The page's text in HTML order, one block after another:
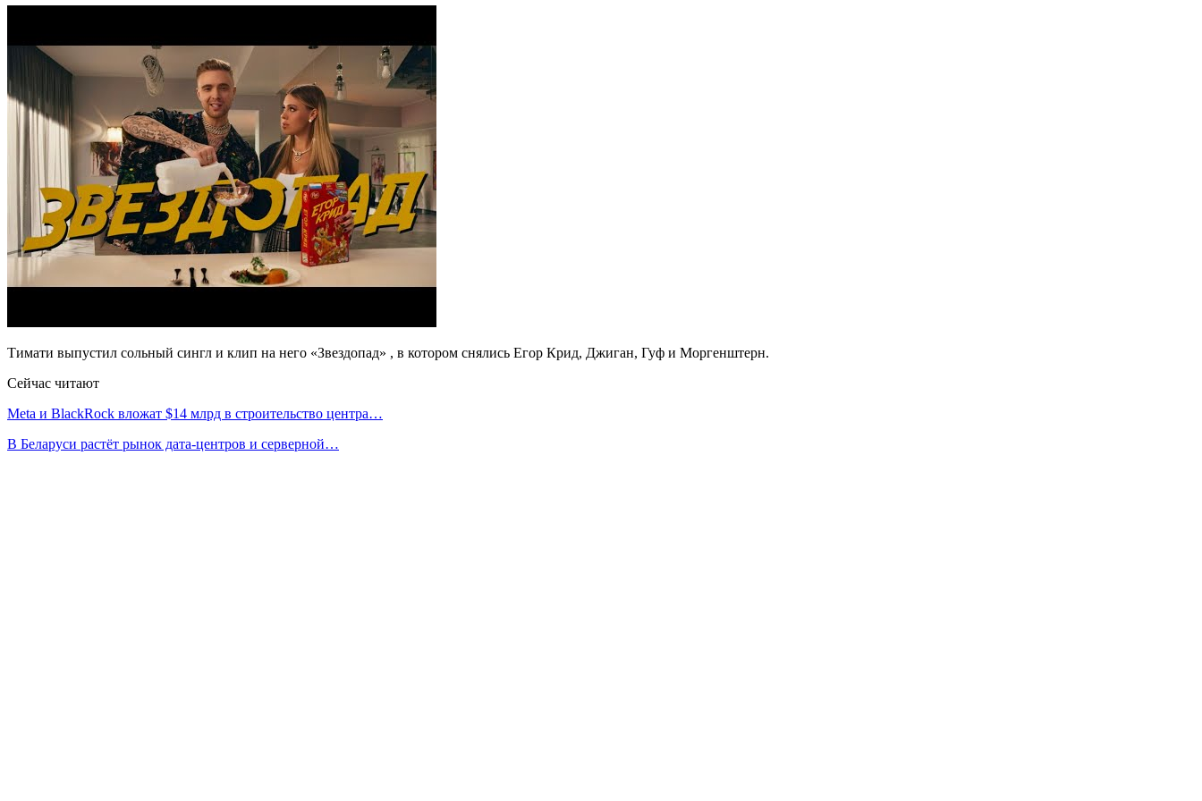
Тимати выпустил сольный сингл и клип на него «Звездопад» , в котором снялись Егор Крид, Джиган, Гуф и Моргенштерн.
Сейчас читают
Meta и BlackRock вложат $14 млрд в строительство центра…
В Беларуси растёт рынок дата-центров и серверной…